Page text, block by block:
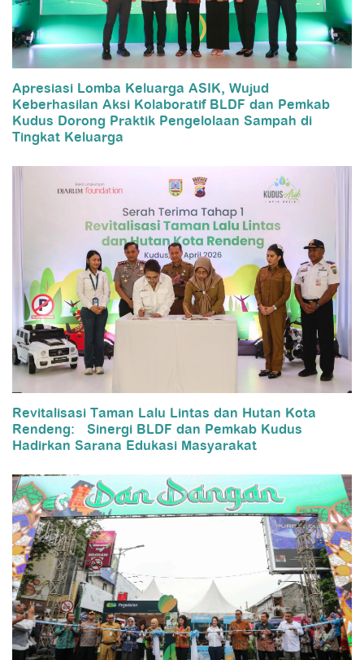
Apresiasi Lomba Keluarga ASIK, Wujud
Keberhasilan Aksi Kolaboratif BLDF dan Pemkab
Kudus Dorong Praktik Pengelolaan Sampah di
Tingkat Keluarga
Revitalisasi Taman Lalu Lintas dan Hutan Kota
Rendeng: Sinergi BLDF dan Pemkab Kudus
Hadirkan Sarana Edukasi Masyarakat